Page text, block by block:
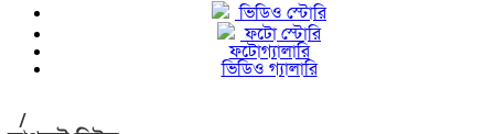
ভিডিও স্টোরি
ফটো স্টোরি
ফটোগ্যালারি
ভিডিও গ্যালারি
/